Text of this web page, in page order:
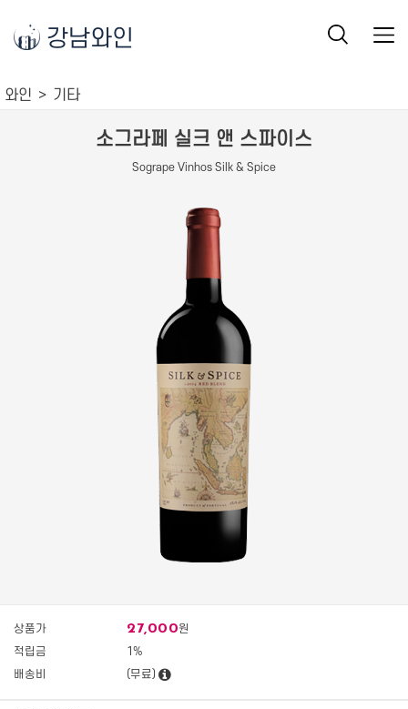
강남와인
와인 기타
소그라페 실크 앤 스파이스
Sogrape Vinhos Silk & Spice
상품가 27,000원
적립금
1%
배송비
(무료)